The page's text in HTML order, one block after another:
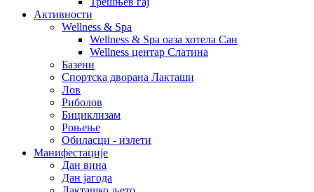
Активности
Wellness & Spa
Wellness & Spa оаза хотела Сан
Wellness центар Слатина
Базени
Спортска дворана Лакташи
Лов
Риболов
Бициклизам
Роњење
Обиласци - излети
Манифестације
Дан вина
Дан јагода